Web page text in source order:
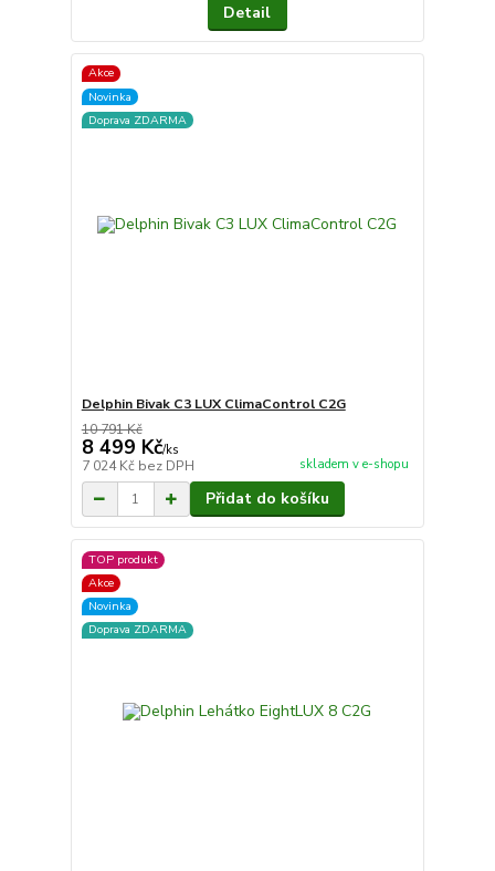
Detail
Akce
Novinka
Doprava ZDARMA
Delphin Bivak C3 LUX ClimaControl C2G
10 791 Kč
8 499 Kč/ks
7 024 Kč bez DPH skladem v e-shopu
Přidat do košíku
TOP produkt
Akce
Novinka
Doprava ZDARMA